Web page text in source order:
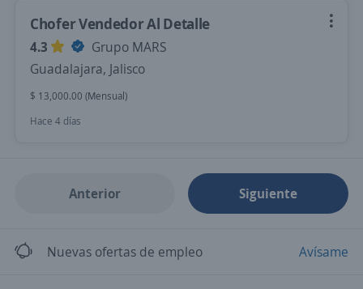
Chofer Vendedor Al Detalle
4.3
Grupo MARS
Guadalajara, Jalisco
$ 13,000.00 (Mensual)
Hace 4 días
Anterior Siguiente
Nuevas ofertas de empleo Avísame